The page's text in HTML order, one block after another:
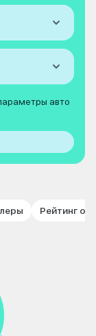
авто
Рейтинг